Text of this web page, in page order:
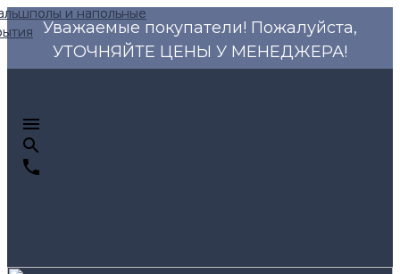
Уважаемые покупатели! Пожалуйста,
УТОЧНЯЙТЕ ЦЕНЫ У МЕНЕДЖЕРА!